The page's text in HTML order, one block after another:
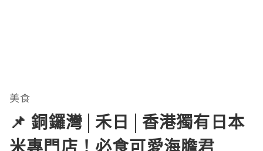
美食
📌 銅鑼灣│禾日│香港獨有日本
米專門店！必食可愛海膽君